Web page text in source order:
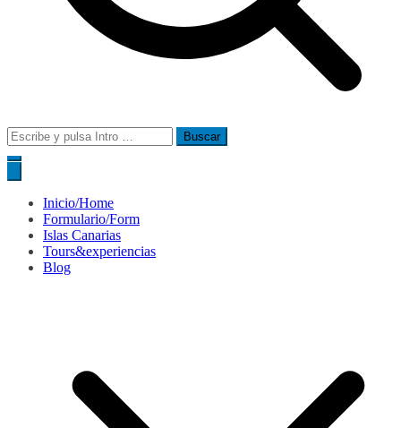
Buscar:
Inicio/Home
Formulario/Form
Islas Canarias
Tours&experiencias
Blog